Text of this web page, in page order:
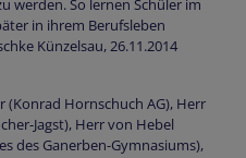
werden. So lernen Schüler im
in ihrem Berufsleben
Künzelsau, 26.11.2014
(Konrad Hornschuch AG), Herr
Jagst), Herr von Hebel
des Ganerben-Gymnasiums),